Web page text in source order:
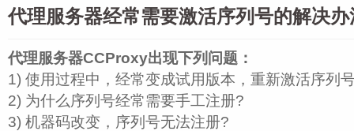
代理服务器经常需要激活序列号的解决办
代理服务器CCProxy出现下列问题：
1) 使用过程中，经常变成试用版本，重新激活序列
2) 为什么序列号经常需要手工注册?
3) 机器码改变，序列号无法注册?